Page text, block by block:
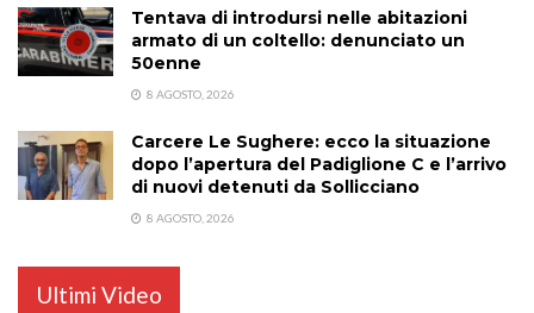
Tentava di introdursi nelle abitazioni
armato di un coltello: denunciato un
50enne
8 AGOSTO, 2026
Carcere Le Sughere: ecco la situazione
dopo l’apertura del Padiglione C e l’arrivo
di nuovi detenuti da Sollicciano
8 AGOSTO, 2026
Ultimi Video